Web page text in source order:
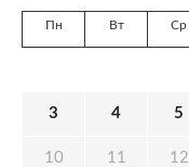
Пн Вт Ср
3 4 5
10 11 12